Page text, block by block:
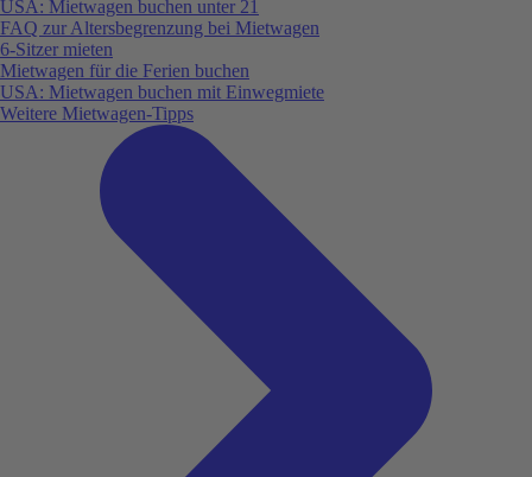
USA: Mietwagen buchen unter 21
FAQ zur Altersbegrenzung bei Mietwagen
6-Sitzer mieten
Mietwagen für die Ferien buchen
USA: Mietwagen buchen mit Einwegmiete
Weitere Mietwagen-Tipps